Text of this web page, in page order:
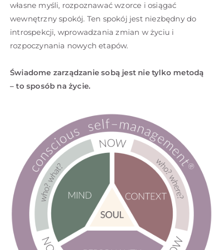
własne myśli, rozpoznawać wzorce i osiągać
wewnętrzny spokój. Ten spokój jest niezbędny do
introspekcji, wprowadzania zmian w życiu i
rozpoczynania nowych etapów.
Świadome zarządzanie sobą jest nie tylko metodą
– to sposób na życie.